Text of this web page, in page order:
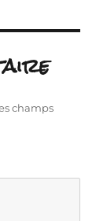
champs